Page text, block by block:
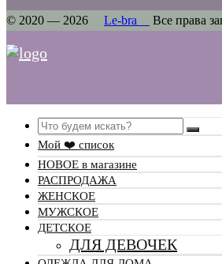
© 2020 — 2026 Le-bra Все права
Search
Мой ❤️ список
НОВОЕ в магазине
РАСПРОДАЖА
ЖЕНСКОЕ
МУЖСКОЕ
ДЕТСКОЕ
ДЛЯ ДЕВОЧЕК